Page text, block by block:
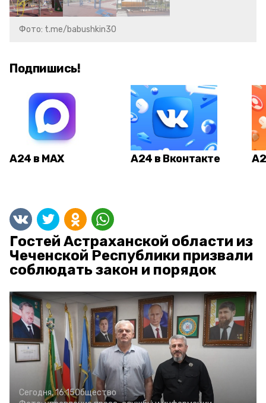
Фото: t.me/babushkin30
Подпишись!
А24 в MAX А24 в Вконтакте
Гостей Астраханской области из
Чеченской Республики призвали
соблюдать закон и порядок
Сегодня, 16:15Общество